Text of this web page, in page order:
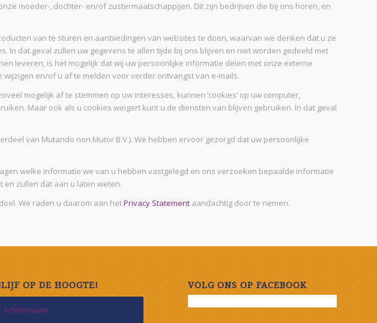
moeder-, dochter- en/of zustermaatschappijen. Dit zijn bedrijven die bij ons horen, en
van te sturen en aanbiedingen van websites te doen, waarvan we denken dat u ze
dat geval zullen uw gegevens te allen tijde bij ons blijven en niet worden gedeeld met
leveren, is het mogelijk dat wij uw persoonlijke informatie delen met onze externe
en/of u af te melden voor verder ontvangst van e-mails.
mogelijk af te stemmen op uw interesses, kunnen ‘cookies’ op uw computer,
Maar ook als u cookies weigert kunt u de diensten van blijven gebruiken. In dat geval
van Mutando non Mutor B.V.). We hebben ervoor gezorgd dat uw persoonlijke
welke informatie we van u hebben vastgelegd en ons verzoeken bepaalde informatie
zullen dat aan u laten weten.
We raden u daarom aan hetPrivacy Statement aandachtig door te nemen.
OP DE HOOGTE! VOLG ONS OP FACEBOOK